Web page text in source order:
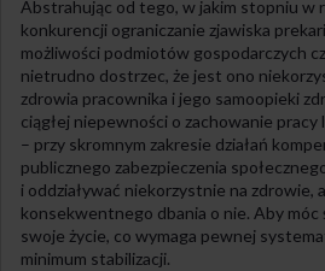
Abstrahując od tego, w jakim stopniu w
konkurencji ograniczanie zjawiska
możliwości podmiotów gospodarczych
nietrudno dostrzec, że jest ono
zdrowia pracownika i jego samoopieki
ciągłej niepewności o zachowanie
– przy skromnym zakresie działań
publicznego zabezpieczenia
i oddziaływać niekorzystnie na zdrowie,
konsekwentnego dbania o nie. Aby móc
swoje życie, co wymaga pewnej
minimum stabilizacji.